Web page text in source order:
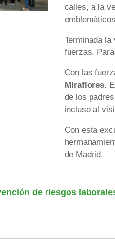
calles, a la
Terminada
fuerzas.
Con las
Miraflores.
de los
incluso al
Con esta
de Madrid.
de riesgos